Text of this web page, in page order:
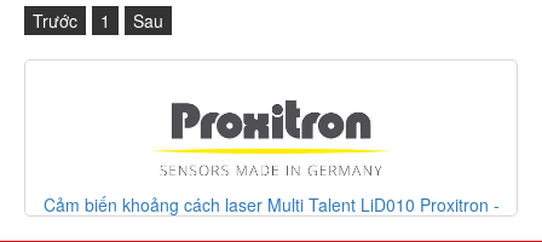
Trước
1 Sau
Cảm biến khoảng cách laser Multi Talent LiD010 Proxitron -